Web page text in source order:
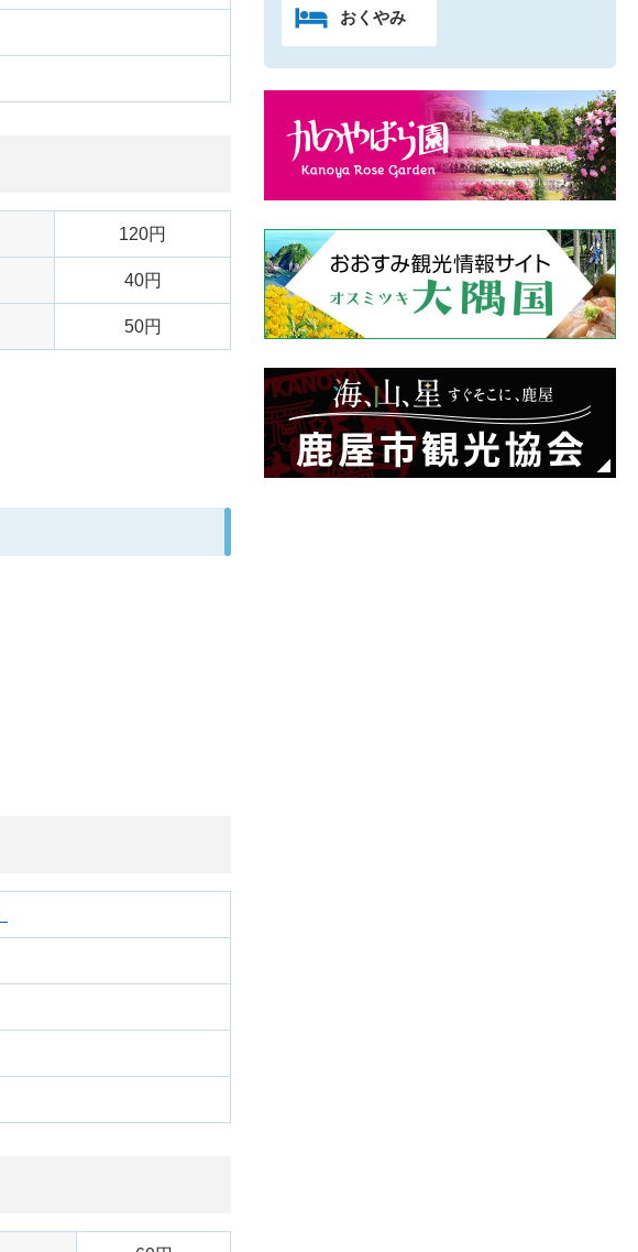
120円
40円
50円
おくやみ